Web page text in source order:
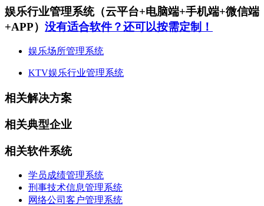
娱乐行业管理系统（云平台+电脑端+手机端+微信端
+APP） 没有适合软件？还可以按需定制！
娱乐场所管理系统
KTV娱乐行业管理系统
相关解决方案
相关典型企业
相关软件系统
学员成绩管理系统
刑事技术信息管理系统
网络公司客户管理系统